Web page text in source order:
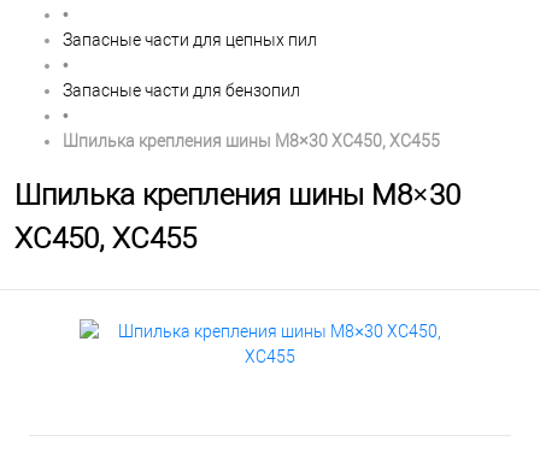
•
Запасные части для цепных пил
•
Запасные части для бензопил
•
Шпилька крепления шины M8×30 XC450, XC455
Шпилька крепления шины M8×30
XC450, XC455